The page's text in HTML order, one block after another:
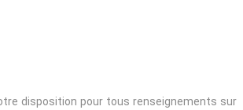
disposition pour tous renseignements sur